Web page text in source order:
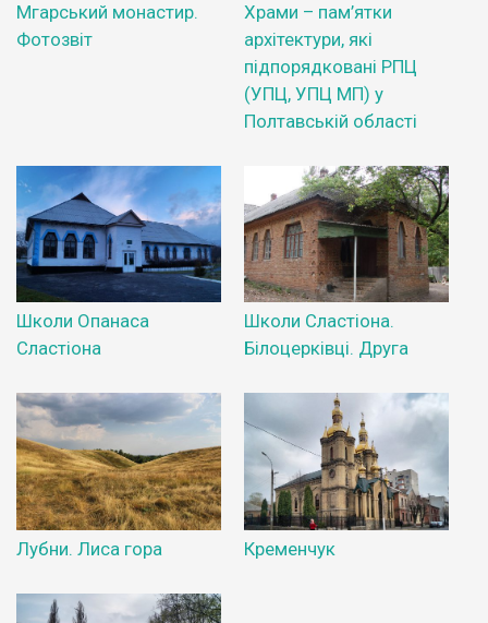
Мгарський монастир.
Фотозвіт
Храми – пам’ятки
архітектури, які
підпорядковані РПЦ
(УПЦ, УПЦ МП) у
Полтавській області
Школи Опанаса
Сластіона
Школи Сластіона.
Білоцерківці. Друга
Лубни. Лиса гора Кременчук